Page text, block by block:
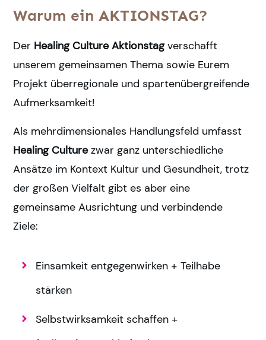
Warum ein AKTIONSTAG?
Der Healing Culture Aktionstag verschafft
unserem gemeinsamen Thema sowie Eurem
Projekt überregionale und spartenübergreifende
Aufmerksamkeit!
Als mehrdimensionales Handlungsfeld umfasst
Healing Culturezwar ganz unterschiedliche
Ansätze im Kontext Kultur und Gesundheit, trotz
der großen Vielfalt gibt es aber eine
gemeinsame Ausrichtung und verbindende
Ziele:
Einsamkeit entgegenwirken + Teilhabe
stärken
Selbstwirksamkeit schaffen +